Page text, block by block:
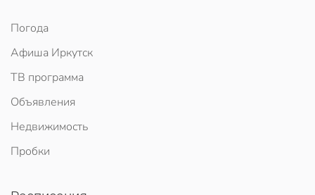
Погода
Афиша Иркутск
ТВ программа
Объявления
Недвижимость
Пробки